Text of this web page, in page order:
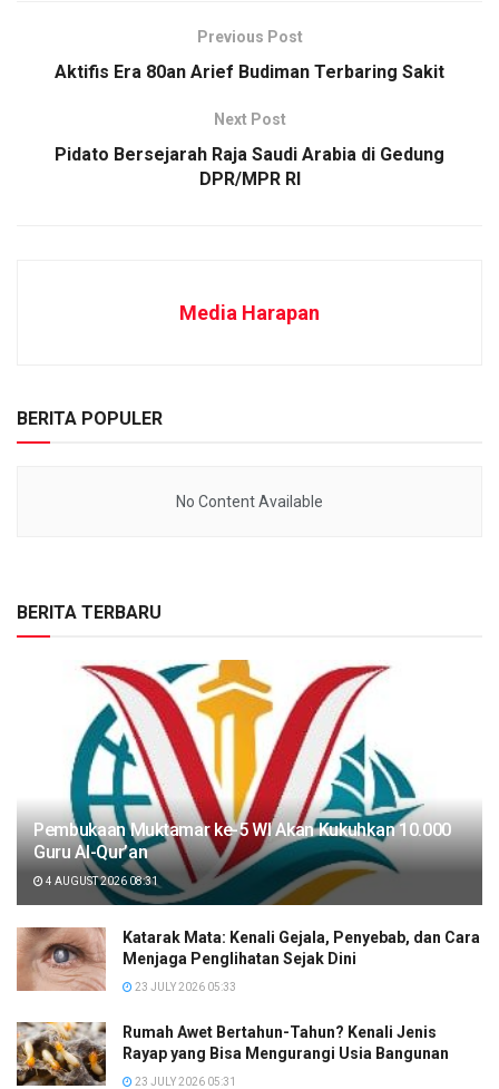
Previous Post
Aktifis Era 80an ​Arief Budiman Terbaring Sakit
Next Post
Pidato Bersejarah Raja Saudi Arabia di Gedung
DPR/MPR RI
Media Harapan
BERITA POPULER
No Content Available
BERITA TERBARU
Pembukaan Muktamar ke-5 WI Akan Kukuhkan 10.000
Guru Al-Qur’an
4 AUGUST 2026 08:31
Katarak Mata: Kenali Gejala, Penyebab, dan Cara
Menjaga Penglihatan Sejak Dini
23 JULY 2026 05:33
Rumah Awet Bertahun-Tahun? Kenali Jenis
Rayap yang Bisa Mengurangi Usia Bangunan
23 JULY 2026 05:31